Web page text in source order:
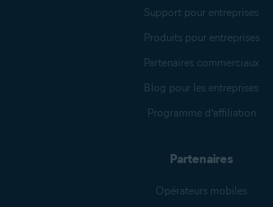
Support pour entreprises
Produits pour entreprises
Partenaires commerciaux
Blog pour les entreprises
Programme d’affiliation
Partenaires
Opérateurs mobiles